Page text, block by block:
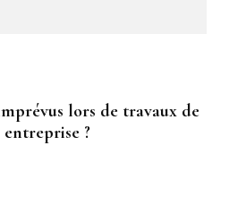
lors de travaux de
?